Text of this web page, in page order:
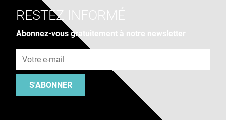
RESTEZ INFORMÉ
Abonnez-vous gratuitement à notre newsletter
S'ABONNER